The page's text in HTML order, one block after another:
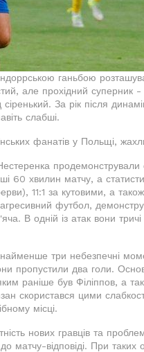
ганьбою
але прохідний суперник
сіренький. За рік після
слабші.
фанатів у Польщі,
продемонстрували
60 хвилин матчу, а
11:1 за кутовими, а
футбол,
В одній із атак вони
три небезпечні
пропустили два голи.
раніше був Філіппов, а
скористався цими
місці.
нових гравців та
матчу-відповіді. При